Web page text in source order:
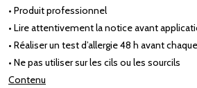
• Produit professionnel
• Lire attentivement la notice avant
• Réaliser un test d’allergie 48 h avant
• Ne pas utiliser sur les cils ou les sourcils
Contenu